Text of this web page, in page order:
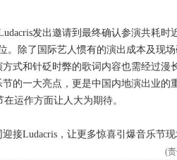
发出邀请到最终确认参演共耗时
。除了国际艺人惯有的演出成本及现
式和针砭时弊的歌词内容也需经过漫
的一大亮点，更是中国内地演出业的
运作方面让人大为期待。
Ludacris，让更多惊喜引爆音乐节现
(